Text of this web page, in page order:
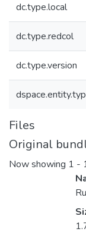
dc.type.local
dc.type.redcol
dc.type.version
Files
Original
Now showing 1 -